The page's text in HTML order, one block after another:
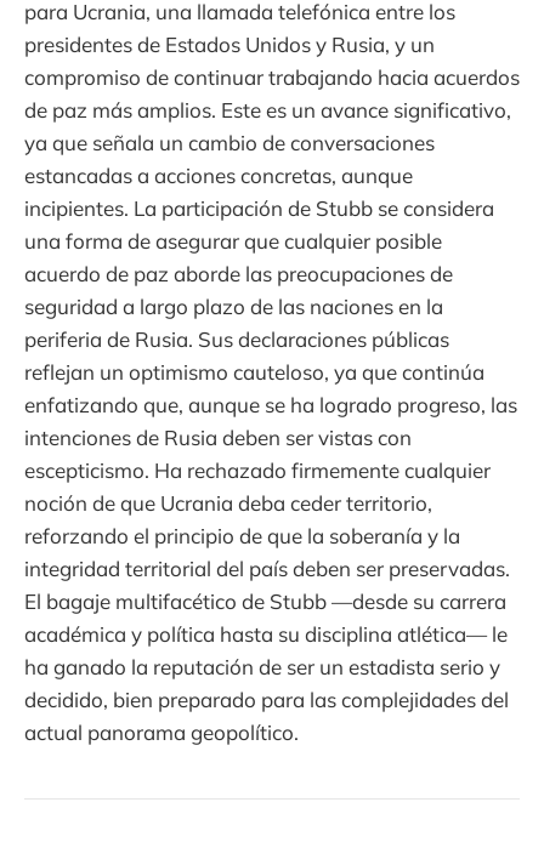
para Ucrania, una llamada telefónica entre los
presidentes de Estados Unidos y Rusia, y un
compromiso de continuar trabajando hacia acuerdos
de paz más amplios. Este es un avance significativo,
ya que señala un cambio de conversaciones
estancadas a acciones concretas, aunque
incipientes. La participación de Stubb se considera
una forma de asegurar que cualquier posible
acuerdo de paz aborde las preocupaciones de
seguridad a largo plazo de las naciones en la
periferia de Rusia. Sus declaraciones públicas
reflejan un optimismo cauteloso, ya que continúa
enfatizando que, aunque se ha logrado progreso, las
intenciones de Rusia deben ser vistas con
escepticismo. Ha rechazado firmemente cualquier
noción de que Ucrania deba ceder territorio,
reforzando el principio de que la soberanía y la
integridad territorial del país deben ser preservadas.
El bagaje multifacético de Stubb —desde su carrera
académica y política hasta su disciplina atlética— le
ha ganado la reputación de ser un estadista serio y
decidido, bien preparado para las complejidades del
actual panorama geopolítico.